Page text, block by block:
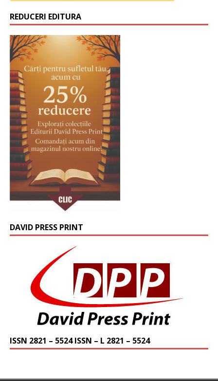
REDUCERI EDITURA
DAVID PRESS PRINT
ISSN 2821 – 5524 ISSN – L 2821 – 5524